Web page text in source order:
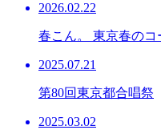
2026.02.22
春こん。 東京春のコ
2025.07.21
第80回東京都合唱祭
2025.03.02